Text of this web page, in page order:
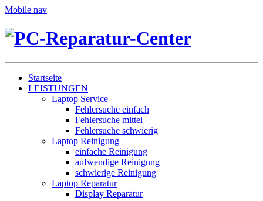
Mobile nav
Startseite
LEISTUNGEN
Laptop Service
Fehlersuche einfach
Fehlersuche mittel
Fehlersuche schwierig
Laptop Reinigung
einfache Reinigung
aufwendige Reinigung
schwierige Reinigung
Laptop Reparatur
Display Reparatur